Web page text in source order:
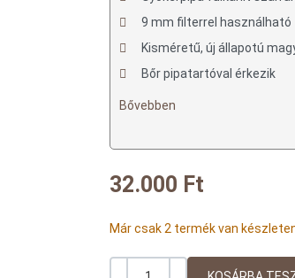
9 mm filterrel használható
Kisméretű, új állapotú
Bőr pipatartóval érkezik
Bővebben
32.000 Ft
Már csak 2 termék van